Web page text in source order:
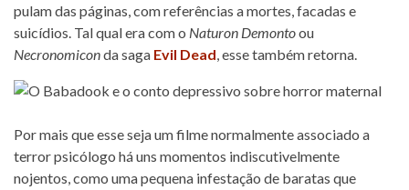
pulam das páginas, com referências a mortes, facadas e
suicídios. Tal qual era com o Naturon Demontoou
Necronomiconda saga Evil Dead, esse também retorna.
Por mais que esse seja um filme normalmente associado a
terror psicólogo há uns momentos indiscutivelmente
nojentos, como uma pequena infestação de baratas que